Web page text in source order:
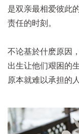
是双亲最相爱彼此
责任的时刻。
不论基於什麽原因
出生让他们艰困的
原本就难以承担的